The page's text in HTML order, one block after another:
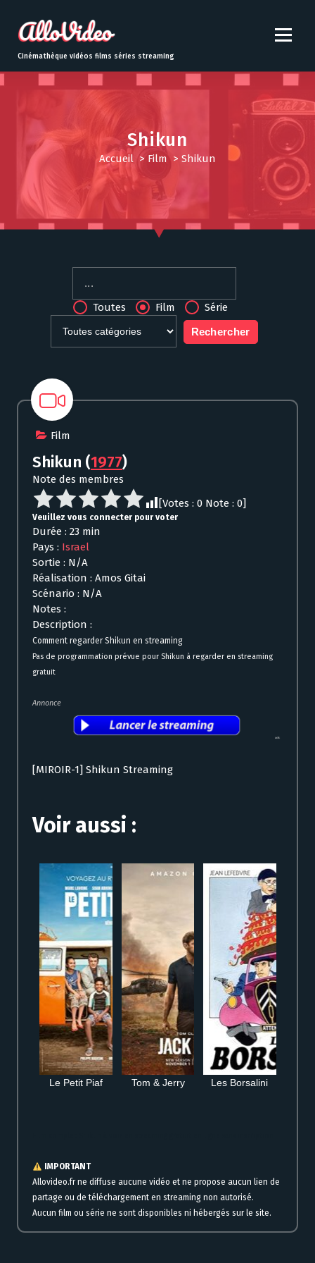
t
o
Cinémathèque vidéos films séries streaming
Shikun
Accueil > Film> Shikun
Toutes Film Série
Film
Shikun (1977)
Note des membres
[Votes : 0 Note : 0]
Veuillez vous connecter pour voter
Durée : 23 min
Pays : Israel
Sortie : N/A
Réalisation : Amos Gitai
Scénario : N/A
Notes :
Description :
Comment regarder Shikun en streaming
Pas de programmation prévue pour Shikun à regarder en streaming
gratuit
Annonce
[MIROIR-1] Shikun Streaming
Voir aussi :
Le Petit Piaf Tom & Jerry Les Borsalini
IMPORTANT
Allovideo.fr ne diffuse aucune vidéo et ne propose aucun lien de
partage ou de téléchargement en streaming non autorisé.
Aucun film ou série ne sont disponibles ni hébergés sur le site.